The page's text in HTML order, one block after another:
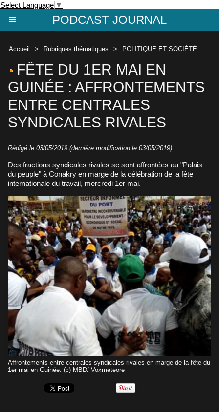
Select Language ▼
PODCAST JOURNAL
Accueil > Rubriques thématiques > POLITIQUE ET SOCIÉTÉ
FÊTE DU 1ER MAI EN
GUINÉE : AFFRONTEMENTS
ENTRE CENTRALES
SYNDICALES RIVALES
Rédigé le 03/05/2019 (dernière modification le 03/05/2019)
Des fractions syndicales rivales se sont affrontées au "Palais
du peuple" à Conakry en marge de la célébration de la fête
internationale du travail, mercredi 1er mai.
Affrontements entre centrales syndicales rivales en marge de la fête du
1er mai en Guinée. (c) MBD/ Voxmeteore